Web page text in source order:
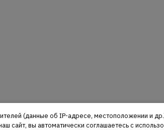
(данные об IP-адресе, местоположении и
сайт, вы автоматически соглашаетесь с